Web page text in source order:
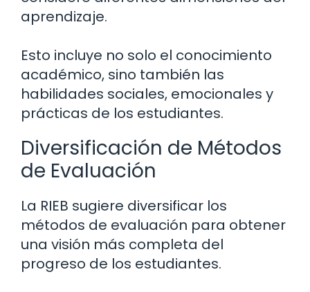
aprendizaje.
Esto incluye no solo el conocimiento
académico, sino también las
habilidades sociales, emocionales y
prácticas de los estudiantes.
Diversificación de Métodos
de Evaluación
La RIEB sugiere diversificar los
métodos de evaluación para obtener
una visión más completa del
progreso de los estudiantes.